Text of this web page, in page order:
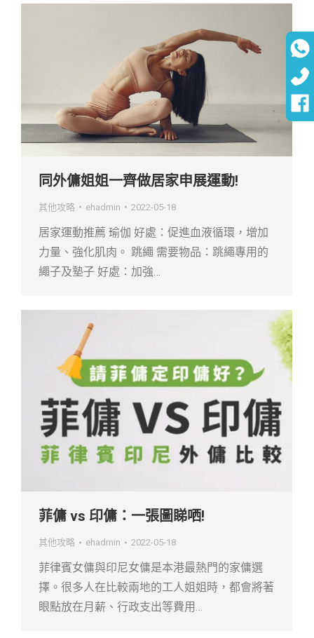
同外傭姐姐一齊做居家申展運動!
其他攻略 ehadmin 2022-05-18
居家運動推薦 瑜伽 好處：促進血液循環，增加
力量、強化肌肉。 跳繩 需要物品：跳繩專用的
繩子及墊子 好處：加強…
菲傭 vs 印傭：一張圖睇哂!
其他攻略 ehadmin 2022-05-18
菲律賓女傭與印尼女傭是本港最熱門的家傭選
擇。很多人在比較兩地的工人姐姐時，都會將著
眼點放在月薪、行政支出等費用…